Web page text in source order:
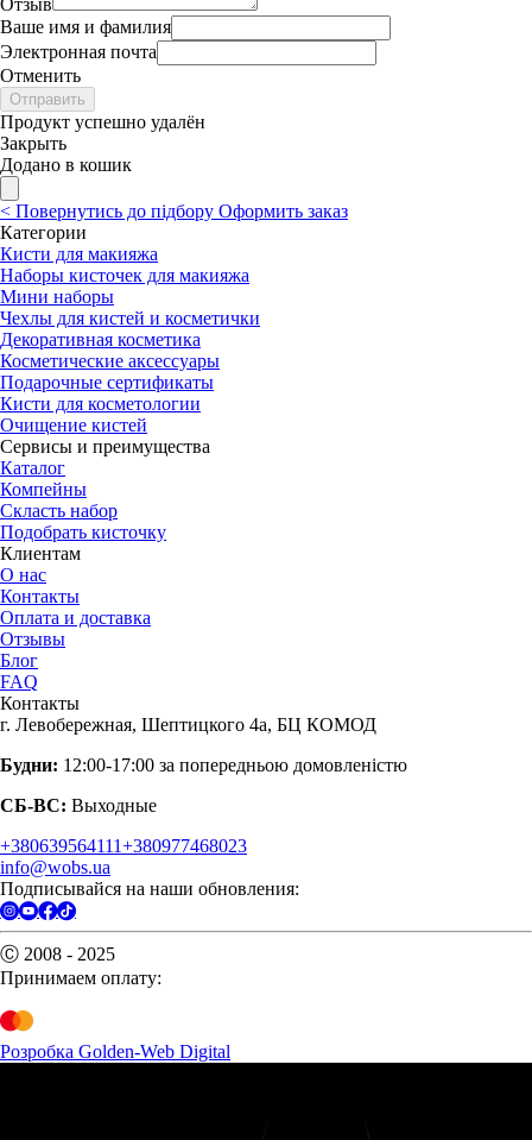
Ваше имя и фамилия
Электронная почта
Отменить
Отправить
Продукт успешно удалён
Закрыть
Додано в кошик
< Повернутись до підбору Оформить заказ
Категории
Кисти для макияжа
Наборы кисточек для макияжа
Мини наборы
Чехлы для кистей и косметички
Декоративная косметика
Косметические аксессуары
Подарочные сертификаты
Кисти для косметологии
Очищение кистей
Сервисы и преимущества
Каталог
Компейны
Скласть набор
Подобрать кисточку
Клиентам
О нас
Контакты
Оплата и доставка
Отзывы
Блог
FAQ
Контакты
г. Левобережная, Шептицкого 4а, БЦ КОМОД
Будни: 12:00-17:00 за попередньою домовленістю
СБ-ВС: Выходные
+380639564111+380977468023
info@wobs.ua
Подписывайся на наши обновления:
Ⓒ 2008 - 2025
Принимаем оплату:
Розробка Golden-Web Digital